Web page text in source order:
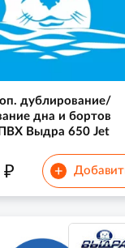
дублирование/
дна и бортов
Выдра 650 Jet
₽ +